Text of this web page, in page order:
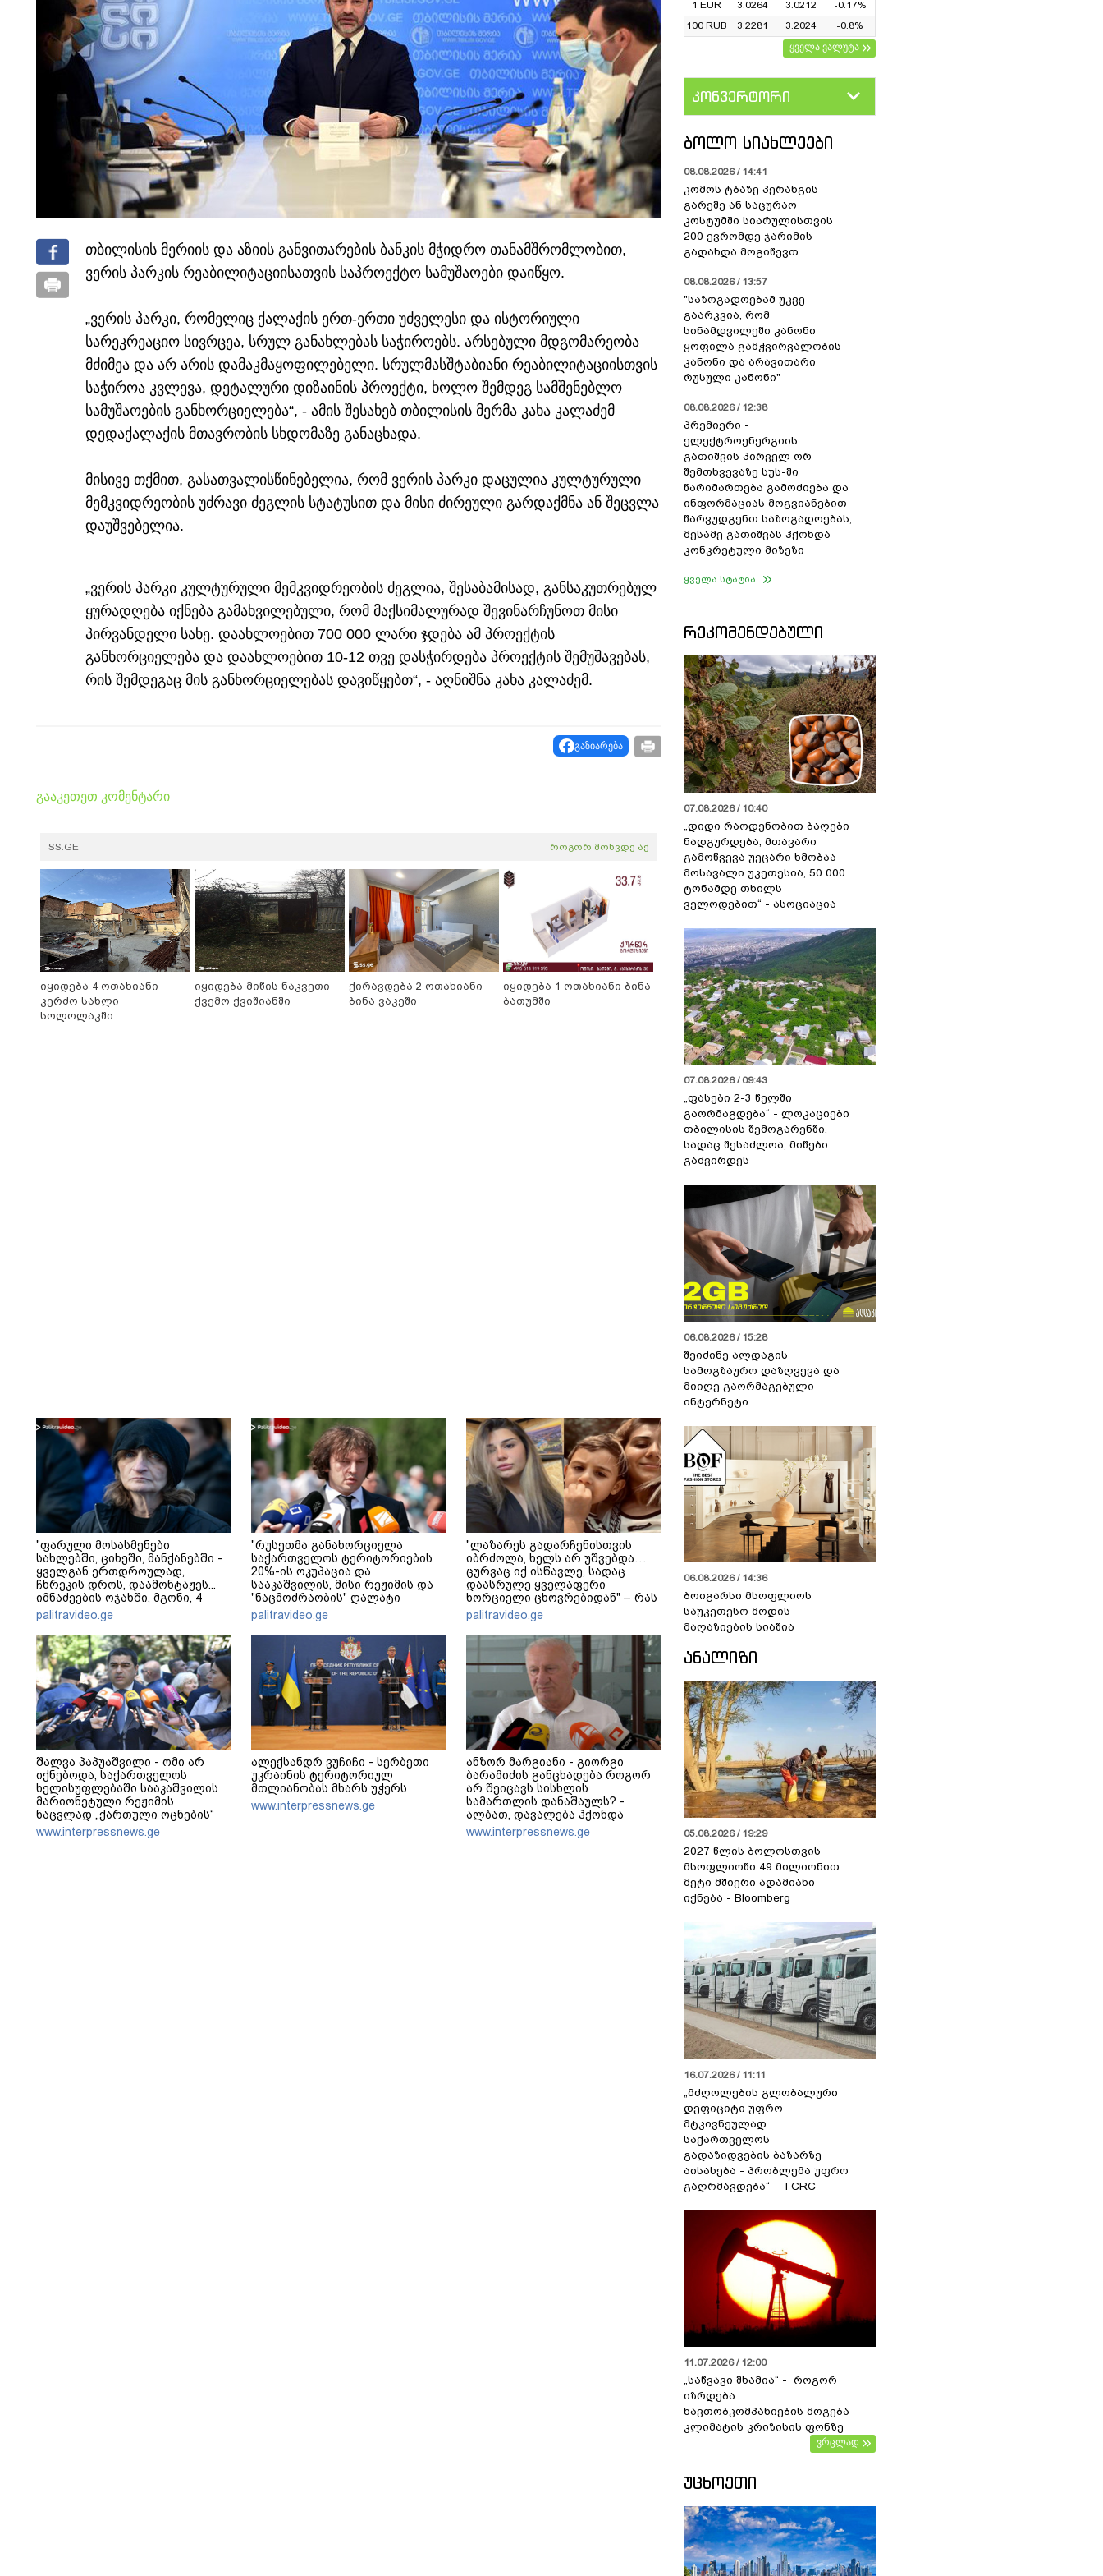
თბილისის მერიის და აზიის განვითარების ბანკის მჭიდრო თანამშრომლობით,
ვერის პარკის რეაბილიტაციისათვის საპროექტო სამუშაოები დაიწყო.
„ვერის პარკი, რომელიც ქალაქის ერთ-ერთი უძველესი და ისტორიული
სარეკრეაციო სივრცეა, სრულ განახლებას საჭიროებს. არსებული მდგომარეობა
მძიმეა და არ არის დამაკმაყოფილებელი. სრულმასშტაბიანი რეაბილიტაციისთვის
საჭიროა კვლევა, დეტალური დიზაინის პროექტი, ხოლო შემდეგ სამშენებლო
სამუშაოების განხორციელება“, - ამის შესახებ თბილისის მერმა კახა კალაძემ
დედაქალაქის მთავრობის სხდომაზე განაცხადა.
მისივე თქმით, გასათვალისწინებელია, რომ ვერის პარკი დაცულია კულტურული
მემკვიდრეობის უძრავი ძეგლის სტატუსით და მისი ძირეული გარდაქმნა ან შეცვლა
დაუშვებელია.
„ვერის პარკი კულტურული მემკვიდრეობის ძეგლია, შესაბამისად, განსაკუთრებულ
ყურადღება იქნება გამახვილებული, რომ მაქსიმალურად შევინარჩუნოთ მისი
პირვანდელი სახე. დაახლოებით 700 000 ლარი ჯდება ამ პროექტის
განხორციელება და დაახლოებით 10-12 თვე დასჭირდება პროექტის შემუშავებას,
რის შემდეგაც მის განხორციელებას დავიწყებთ“, - აღნიშნა კახა კალაძემ.
გაზიარება
გააკეთეთ კომენტარი
SS.GE როგორ მოხვდე აქ
იყიდება 4 ოთახიანი
კერძო სახლი
სოლოლაკში
იყიდება მიწის ნაკვეთი
ქვემო ქვიშიანში
ქირავდება 2 ოთახიანი
ბინა ვაკეში
იყიდება 1 ოთახიანი ბინა
ბათუმში
"ფარული მოსასმენები
სახლებში, ციხეში, მანქანებში -
ყველგან ერთდროულად,
ჩხრეკის დროს, დაამონტაჟეს...
იმნაძეების ოჯახში, მგონი, 4
მოსასმენი იყო..." - ეკა კუპატაძე
palitravideo.ge
"რუსეთმა განახორციელა
საქართველოს ტერიტორიების
20%-ის ოკუპაცია და
სააკაშვილის, მისი რეჟიმის და
"ნაცმოძრაობის" ღალატი
ვერანაირად ვერ გადაფარავს
ამ დანაშაულს" - ირაკლი
კობახიძე
palitravideo.ge
"ლაზარეს გადარჩენისთვის
იბრძოლა, ხელს არ უშვებდა…
ცურვაც იქ ისწავლე, სადაც
დაასრულე ყველაფერი
ხორციელი ცხოვრებიდან" – რას
წერს ხობში დაღუპული დედა-
შვილის ახლობელი?
palitravideo.ge
შალვა პაპუაშვილი - ომი არ
იქნებოდა, საქართველოს
ხელისუფლებაში სააკაშვილის
მარიონეტული რეჟიმის
ნაცვლად „ქართული ოცნების“
მსგავსი პატრიოტული ძალა რომ
ყოფილიყო, თუ 2008 წლის ომი
www.interpressnews.ge
ალექსანდრ ვუჩიჩი - სერბეთი
უკრაინის ტერიტორიულ
მთლიანობას მხარს უჭერს
www.interpressnews.ge
ანზორ მარგიანი - გიორგი
ბარამიძის განცხადება როგორ
არ შეიცავს სისხლის
სამართლის დანაშაულს? -
ალბათ, დავალება ჰქონდა
ვიღაცისგან, თორემ როგორ
შეიძლებოდა ამის თქმა?
www.interpressnews.ge
1 EUR
3.0264 3.0212
-0.17%
100 RUB
3.2281 3.2024
-0.8%
ყველა ვალუტა
კონვერტორი
ᲑᲝᲚᲝ ᲡᲘᲐᲮᲚᲔᲔᲑᲘ
08.08.2026 / 14:41
კომოს ტბაზე პერანგის
გარეშე ან საცურაო
კოსტუმში სიარულისთვის
200 ევრომდე ჯარიმის
გადახდა მოგიწევთ
08.08.2026 / 13:57
"საზოგადოებამ უკვე
გაარკვია, რომ
სინამდვილეში კანონი
ყოფილა გამჭვირვალობის
კანონი და არავითარი
რუსული კანონი"
08.08.2026 / 12:38
პრემიერი -
ელექტროენერგიის
გათიშვის პირველ ორ
შემთხვევაზე სუს-ში
წარიმართება გამოძიება და
ინფორმაციას მოგვიანებით
წარვუდგენთ საზოგადოებას,
მესამე გათიშვას ჰქონდა
კონკრეტული მიზეზი
ყველა სტატია
ᲠᲔᲙᲝᲛᲔᲜᲓᲔᲑᲣᲚᲘ
07.08.2026 / 10:40
„დიდი რაოდენობით ბაღები
ნადგურდება, მთავარი
გამოწვევა უეცარი ხმობაა -
მოსავალი უკეთესია, 50 000
ტონამდე თხილს
ველოდებით“ - ასოციაცია
07.08.2026 / 09:43
„ფასები 2-3 წელში
გაორმაგდება“ - ლოკაციები
თბილისის შემოგარენში,
სადაც შესაძლოა, მიწები
გაძვირდეს
06.08.2026 / 15:28
შეიძინე ალდაგის
სამოგზაურო დაზღვევა და
მიიღე გაორმაგებული
ინტერნეტი
06.08.2026 / 14:36
ბოიგარსი მსოფლიოს
საუკეთესო მოდის
მაღაზიების სიაშია
ᲐᲜᲐᲚᲘᲖᲘ
05.08.2026 / 19:29
2027 წლის ბოლოსთვის
მსოფლიოში 49 მილიონით
მეტი მშიერი ადამიანი
იქნება - Bloomberg
16.07.2026 / 11:11
„მძღოლების გლობალური
დეფიციტი უფრო
მტკივნეულად
საქართველოს
გადაზიდვების ბაზარზე
აისახება - პრობლემა უფრო
გაღრმავდება“ – TCRC
11.07.2026 / 12:00
„საწვავი შხამია“ - როგორ
იზრდება
ნავთობკომპანიების მოგება
კლიმატის კრიზისის ფონზე
ვრცლად
ᲣᲪᲮᲝᲔᲗᲘ